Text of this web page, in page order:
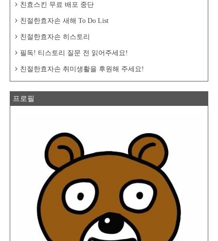
친효스킨 무료 배포 중단
친절한효자손 새해 To Do List
친절한효자손 히스토리
필독! 티스토리 질문 전 읽어주세요!
친절한효자손 취미생활을 후원해 주세요!
프로필